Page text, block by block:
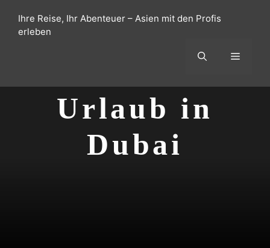
Inhalt
springen
Ihre Reise, Ihr Abenteuer – Asien mit den Profis
erleben
Menü
Urlaub in
Dubai